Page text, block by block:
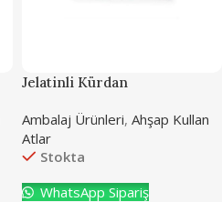
Jelatinli Kürdan
Ambalaj Ürünleri, Ahşap Kullan
Atlar
Stokta
WhatsApp Sipariş